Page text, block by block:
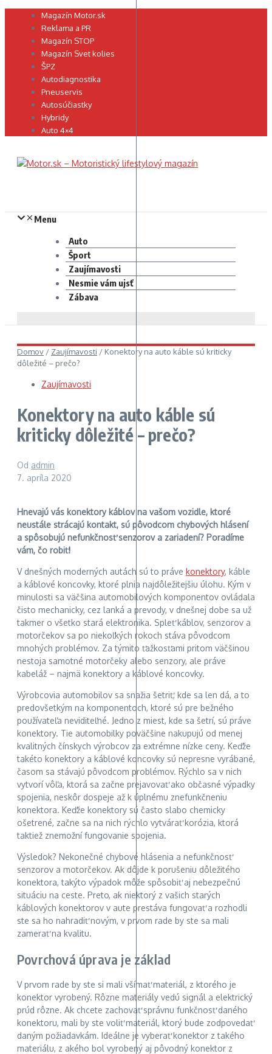
Preskočiť Magazín Motor.sk
Reklama a PR
Magazín STOP
Magazín Svet kolies
ŠPZ
Autodiagnostika
Pneuservis
Autosúčiastky
Hybridy
Auto 4×4
Menu
Auto
Šport
Zaujímavosti
Nesmie vám ujsť
Zábava
Domov / Zaujímavosti / Konektory na auto káble sú kriticky
dôležité – prečo?
Zaujímavosti
Konektory na auto káble sú
kriticky dôležité – prečo?
Od admin
7. apríla 2020
Hnevajú vás konektory káblov na vašom vozidle, ktoré
neustále strácajú kontakt, sú pôvodcom chybových hlásení
a spôsobujú nefunkčnosť senzorov a zariadení? Poradíme
vám, čo robiť!
V dnešných moderných autách sú to práve konektory, káble
a káblové koncovky, ktoré plnia najdôležitejšiu úlohu. Kým v
minulosti sa väčšina automobilových komponentov ovládala
čisto mechanicky, cez lanká a prevody, v dnešnej dobe sa už
takmer o všetko stará elektronika. Spleť káblov, senzorov a
motorčekov sa po niekoľkých rokoch stáva pôvodcom
mnohých problémov. Za týmito ťažkosťami pritom väčšinou
nestoja samotné motorčeky alebo senzory, ale práve
kabeláž – najmä konektory a káblové koncovky.
Výrobcovia automobilov sa snažia šetriť, kde sa len dá, a to
predovšetkým na komponentoch, ktoré sú pre bežného
používateľa neviditeľné. Jedno z miest, kde sa šetrí, sú práve
konektory. Tie automobilky poväčšine nakupujú od menej
kvalitných čínskych výrobcov za extrémne nízke ceny. Keďže
takéto konektory a káblové koncovky sú nepresne vyrábané,
časom sa stávajú pôvodcom problémov. Rýchlo sa v nich
vytvorí vôľa, ktorá sa začne prejavovať ako občasné výpadky
spojenia, neskôr dospeje až k úplnému znefunkčneniu
konektora. Keďže konektory sú často slabo chemicky
ošetrené, začne sa na nich rýchlo vytvárať korózia, ktorá
taktiež znemožní fungovanie spojenia.
Výsledok? Nekonečné chybové hlásenia a nefunkčnosť
senzorov a motorčekov. Ak dôjde k porušeniu dôležitého
konektora, takýto výpadok môže spôsobiť aj nebezpečnú
situáciu na ceste. Preto, ak niektorý z vašich starých
káblových konektorov v aute prestáva fungovať a rozhodli
ste sa ho nahradiť novým, v prvom rade by ste sa mali
zamerať na kvalitu.
Povrchová úprava je základ
V prvom rade by ste si mali všímať materiál, z ktorého je
konektor vyrobený. Rôzne materiály vedú signál a elektrický
prúd rôzne. Ak chcete zachovať správnu funkčnosť daného
konektoru, mali by ste voliť materiál, ktorý bude zodpovedať
daným požiadavkám. Ideálne je vyberať konektor z takého
materiálu, z akého bol vyrobený aj pôvodný konektor z